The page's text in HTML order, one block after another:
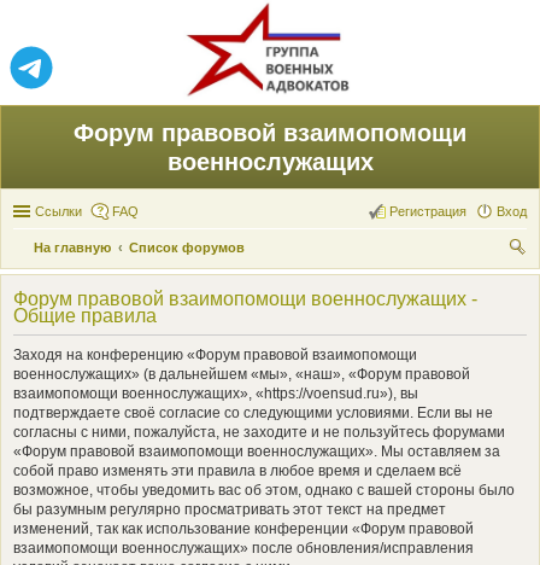
Форум правовой взаимопомощи
военнослужащих
Ссылки FAQ Вход
Регистрация
На главную
Список форумов
ои
Форум правовой взаимопомощи военнослужащих -
Общие правила
Заходя на конференцию «Форум правовой взаимопомощи
военнослужащих» (в дальнейшем «мы», «наш», «Форум правовой
взаимопомощи военнослужащих», «https://voensud.ru»), вы
подтверждаете своё согласие со следующими условиями. Если вы не
согласны с ними, пожалуйста, не заходите и не пользуйтесь форумами
«Форум правовой взаимопомощи военнослужащих». Мы оставляем за
собой право изменять эти правила в любое время и сделаем всё
возможное, чтобы уведомить вас об этом, однако с вашей стороны было
бы разумным регулярно просматривать этот текст на предмет
изменений, так как использование конференции «Форум правовой
взаимопомощи военнослужащих» после обновления/исправления